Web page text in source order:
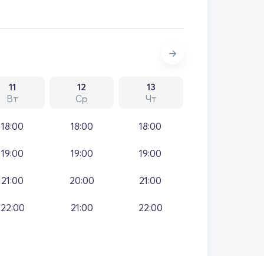
11
Вт
12
Ср
13
Чт
18:00
19:00
21:00
22:00
18:00
19:00
20:00
21:00
18:00
19:00
21:00
22:00